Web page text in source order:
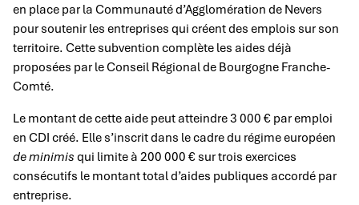
en place par la Communauté d’Agglomération de Nevers
pour soutenir les entreprises qui créent des emplois sur son
territoire. Cette subvention complète les aides déjà
proposées par le Conseil Régional de Bourgogne Franche-
Comté.
Le montant de cette aide peut atteindre 3 000 € par emploi
en CDI créé. Elle s’inscrit dans le cadre du régime européen
de minimis qui limite à 200 000 € sur trois exercices
consécutifs le montant total d’aides publiques accordé par
entreprise.